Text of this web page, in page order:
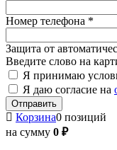
Номер телефона *
Защита от
Введите слово на
Я принимаю
Я даю согласие на
Корзина0 позиций
на сумму 0 ₽